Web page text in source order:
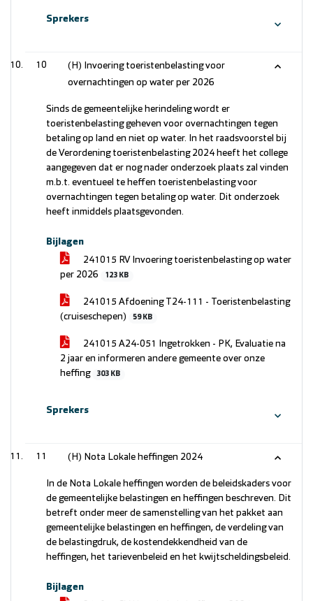
Sprekers
10
(H) Invoering toeristenbelasting voor
overnachtingen op water per 2026
Sinds de gemeentelijke herindeling wordt er
toeristenbelasting geheven voor overnachtingen tegen
betaling op land en niet op water. In het raadsvoorstel bij
de Verordening toeristenbelasting 2024 heeft het college
aangegeven dat er nog nader onderzoek plaats zal vinden
m.b.t. eventueel te heffen toeristenbelasting voor
overnachtingen tegen betaling op water. Dit onderzoek
heeft inmiddels plaatsgevonden.
Bijlagen
241015 RV Invoering toeristenbelasting op water
per 2026
123 KB
241015 Afdoening T24-111 - Toeristenbelasting
(cruiseschepen)
59 KB
241015 A24-051 Ingetrokken - PK, Evaluatie na
2 jaar en informeren andere gemeente over onze
heffing
303 KB
Sprekers
11 (H) Nota Lokale heffingen 2024
In de Nota Lokale heffingen worden de beleidskaders voor
de gemeentelijke belastingen en heffingen beschreven. Dit
betreft onder meer de samenstelling van het pakket aan
gemeentelijke belastingen en heffingen, de verdeling van
de belastingdruk, de kostendekkendheid van de
heffingen, het tarievenbeleid en het kwijtscheldingsbeleid.
Bijlagen